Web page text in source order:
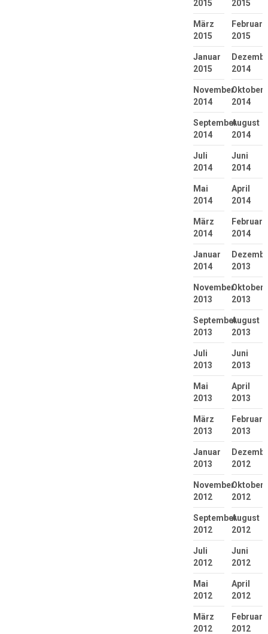
2015 2015
März
2015
Februar
2015
Januar
2015
2014
November
2014
Oktober
2014
September
2014
August
2014
Juli
2014
Juni
2014
Mai
2014
April
2014
März
2014
Februar
2014
Januar
2014
2013
November
2013
Oktober
2013
September
2013
August
2013
Juli
2013
Juni
2013
Mai
2013
April
2013
März
2013
Februar
2013
Januar
2013
2012
November
2012
Oktober
2012
September
2012
August
2012
Juli
2012
Juni
2012
Mai
2012
April
2012
März
2012
Februar
2012